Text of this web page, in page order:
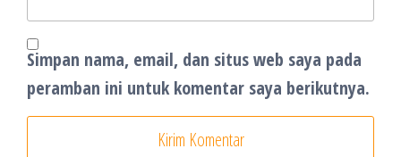
Simpan nama, email, dan situs web saya pada
peramban ini untuk komentar saya berikutnya.